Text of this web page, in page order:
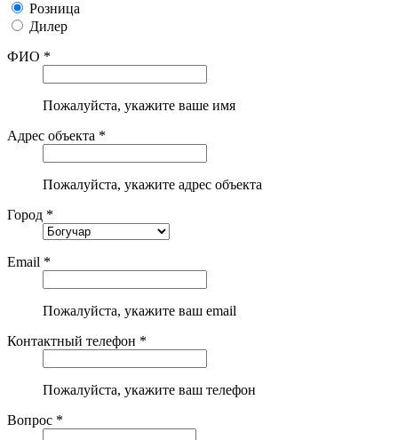
Розница
Дилер
ФИО *
Пожалуйста, укажите ваше имя
Адрес объекта *
Пожалуйста, укажите адрес объекта
Город *
Email *
Пожалуйста, укажите ваш email
Контактный телефон *
Пожалуйста, укажите ваш телефон
Вопрос *